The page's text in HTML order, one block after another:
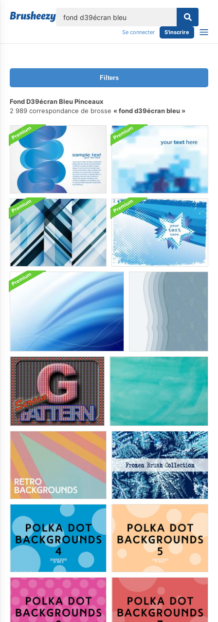
Se connecter S'inscrire
Filters
Fond D39écran Bleu Pinceaux
2 989 correspondance de brosse
fond d39écran bleu